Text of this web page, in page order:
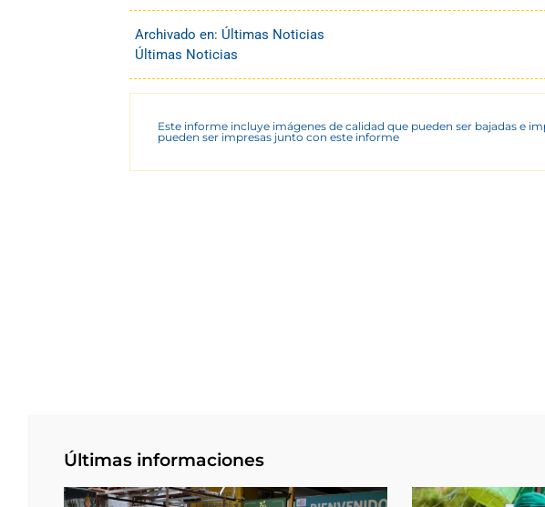
Archivado en: Últimas Noticias
Últimas Noticias
Este informe incluye imágenes de calidad que pueden ser bajadas e
pueden ser impresas junto con este informe
Últimas informaciones